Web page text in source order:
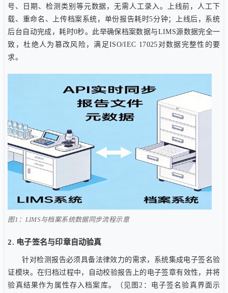
号、日期、检测类别等元数据，无需人工录入。上线前，人工下
载、重命名、上传档案系统，单份报告耗时5分钟；上线后，系统
后台自动完成，耗时0秒。此举确保档案数据与LIMS源数据完全一
致，杜绝人为篡改风险，满足ISO/IEC 17025对数据完整性的要
求。
图1：LIMS与档案系统数据同步流程示意
2. 电子签名与印章自动验真
针对检测报告必须具备法律效力的需求，系统集成电子签名验
证模块。在归档过程中，自动校验报告上的电子签章有效性，并将
验真结果作为属性存入档案库。（见图2：电子签名验真界面示